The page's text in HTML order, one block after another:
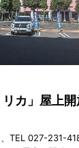
リカ」屋上
、TEL 027-231-